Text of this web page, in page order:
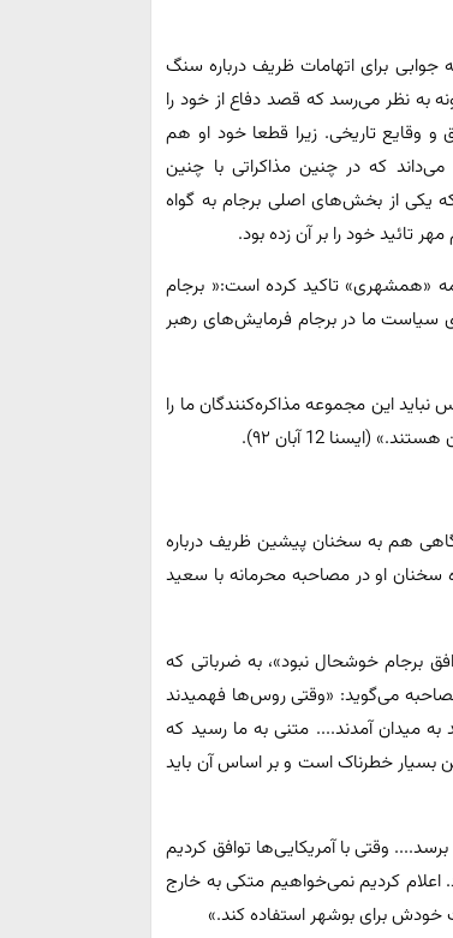
جوابی برای اتهامات ظریف درباره سنگ
به نظر می‌رسد که قصد دفاع از خود را
وقایع تاریخی. زیرا قطعا خود او هم
که در چنین مذاکراتی با چنین
یکی از بخش‌های اصلی برجام به گواه
تائید خود را بر آن زده بود.
در گفت و گوی ۱۸ بهمن ۱۳۹۹ خود با روزنامه «همشهری» تاکید کرده است:« برجام
کرد:«مبنای سیاست ما در برجام فرمایش‌های رهبر
این مجموعه‌ مذاکره‌کنندگان ما را
12 آبان ۹۲).
هم به سخنان پیشین ظریف درباره
او در مصاحبه محرمانه با سعید
برجام خوشحال نبود»، به ضرباتی که
مصاحبه می‌گوید: «وقتی روس‌ها فهمیدند
به میدان آمدند.... متنی به ما رسید که
بسیار خطرناک است و بر اساس آن باید
وقتی با آمریکایی‌ها توافق کردیم
اعلام کردیم نمی‌خواهیم متکی به خارج
خودش برای بوشهر استفاده کند.»